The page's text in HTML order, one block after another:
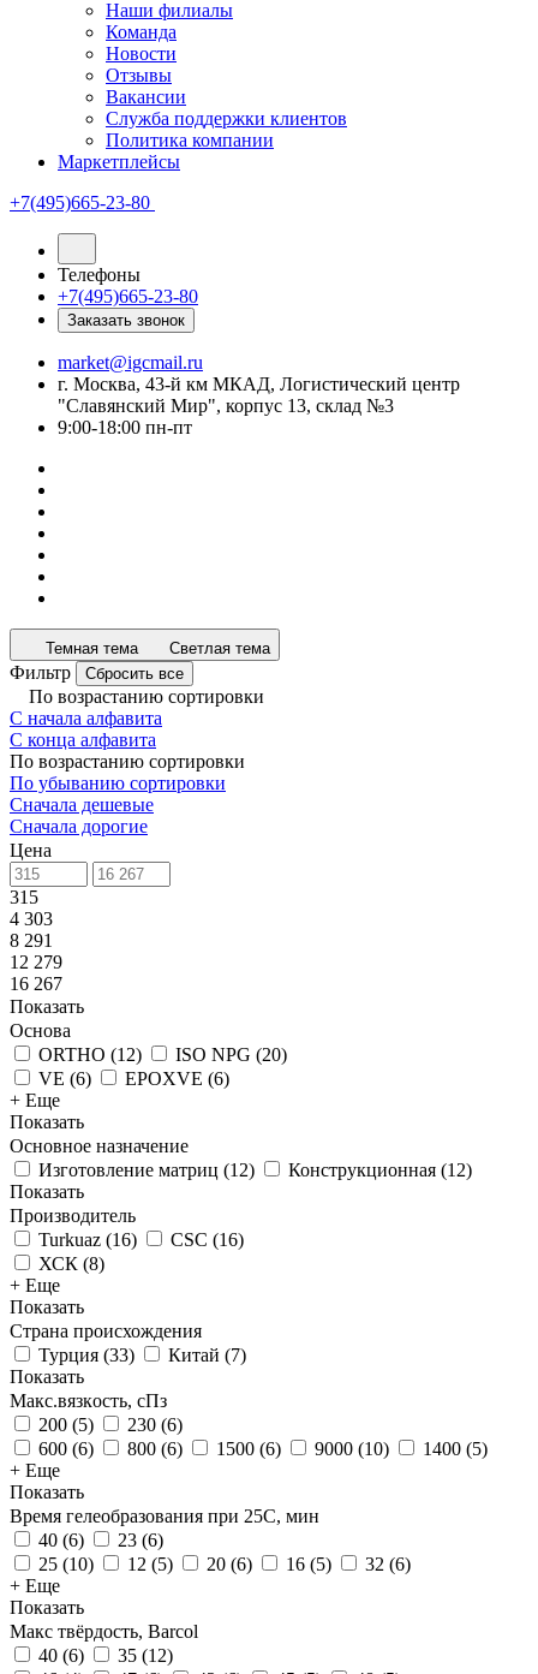
Наши филиалы
Команда
Новости
Отзывы
Вакансии
Служба поддержки клиентов
Политика компании
Маркетплейсы
+7(495)665-23-80
Телефоны
+7(495)665-23-80
Заказать звонок
market@igcmail.ru
г. Москва, 43-й км МКАД, Логистический центр
"Славянский Мир", корпус 13, склад №3
9:00-18:00 пн-пт
Темная тема Светлая тема
Фильтр Сбросить все
По возрастанию сортировки
С начала алфавита
С конца алфавита
По возрастанию сортировки
По убыванию сортировки
Сначала дешевые
Сначала дорогие
Цена
315
4 303
8 291
12 279
16 267
Показать
Основа
ORTHO (12) ISO NPG (20)
VE (6) EPOXVE (6)
+ Еще
Показать
Основное назначение
Изготовление матриц (12) Конструкционная (12)
Показать
Производитель
Turkuaz (16) CSC (16)
ХСК (8)
+ Еще
Показать
Страна происхождения
Турция (33) Китай (7)
Показать
Макс.вязкoсть, сПз
200 (5) 230 (6)
600 (6) 800 (6) 1500 (6) 9000 (10) 1400 (5)
+ Еще
Показать
Время гелеобразования при 25С, мин
40 (6) 23 (6)
25 (10) 12 (5) 20 (6) 16 (5) 32 (6)
+ Еще
Показать
Макс твёрдость, Barcol
40 (6) 35 (12)